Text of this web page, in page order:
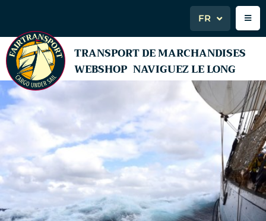
FR
TRANSPORT DE MARCHANDISES
WEBSHOP NAVIGUEZ LE LONG